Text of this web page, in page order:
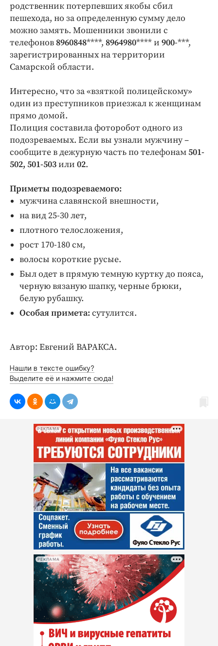
Клиника года
Бренд года
Работодатель года
родственник потерпевших якобы сбил
пешехода, но за определенную сумму дело
можно замять. Мошенники звонили с
телефонов8960848****, 8964980**** и 900-***,
зарегистрированных на территории
Самарской области.
Интересно, что за «взяткой полицейскому»
один из преступников приезжал к женщинам
прямо домой.
Полиция составила фоторобот одного из
подозреваемых. Если вы узнали мужчину –
сообщите в дежурную часть по телефонам501-
502, 501-503или 02.
Приметы подозреваемого:
мужчина славянской внешности,
на вид 25-30 лет,
плотного телосложения,
рост 170-180 см,
волосы короткие русые.
Был одет в прямую темную куртку до пояса,
черную вязаную шапку, черные брюки,
белую рубашку.
Особая примета: сутулится.
Автор: Евгений ВАРАКСА.
Нашли в тексте ошибку?
Выделите её и нажмите сюда!
РЕКЛАМА
РЕКЛАМА